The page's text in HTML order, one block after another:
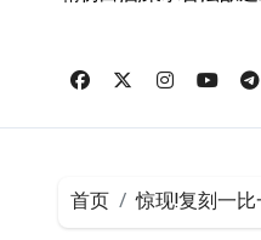
首页 惊现!复刻一比